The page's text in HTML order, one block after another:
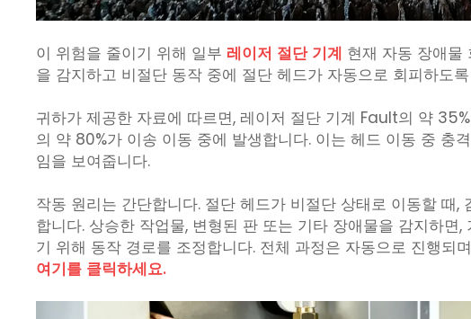
이 위험을 줄이기 위해 일부 레이저 절단 기계 현재 자동 장애물
을 감지하고 비절단 동작 중에 절단 헤드가 자동으로 회피하도
귀하가 제공한 자료에 따르면, 레이저 절단 기계 Fault의 약
의 약 80%가 이송 이동 중에 발생합니다. 이는 헤드 이동 중 충
임을 보여줍니다.
작동 원리는 간단합니다. 절단 헤드가 비절단 상태로 이동할 때
합니다. 상승한 작업물, 변형된 판 또는 기타 장애물을 감지하
기 위해 동작 경로를 조정합니다. 전체 과정은 자동으로 진행되
여기를 클릭하세요.